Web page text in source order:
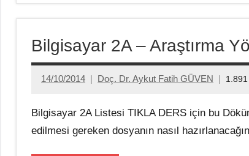
Bilgisayar 2A – Araştırma
14/10/2014 Doç. Dr. Aykut Fatih GÜVEN
Bilgisayar 2A Listesi TIKLA DERS için bu
edilmesi gereken dosyanın nasıl